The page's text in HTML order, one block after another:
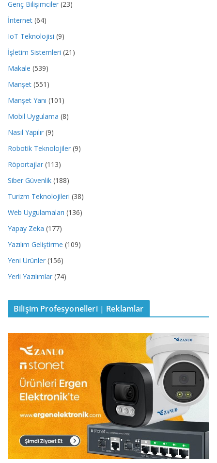
Genç Bilişimciler (23)
İnternet (64)
IoT Teknolojisi (9)
İşletim Sistemleri (21)
Makale (539)
Manşet (551)
Manşet Yanı (101)
Mobil Uygulama (8)
Nasıl Yapılır (9)
Robotik Teknolojiler (9)
Röportajlar (113)
Siber Güvenlik (188)
Turizm Teknolojileri (38)
Web Uygulamaları (136)
Yapay Zeka (177)
Yazılım Geliştirme (109)
Yeni Ürünler (156)
Yerli Yazılımlar (74)
Bilişim Profesyonelleri | Reklamlar